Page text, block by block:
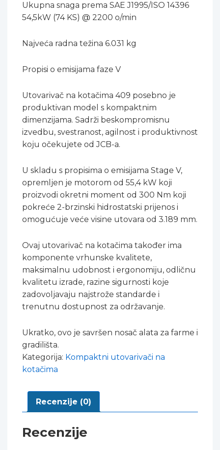
Ukupna snaga prema SAE J1995/ISO 14396
54,5kW (74 KS) @ 2200 o/min
Najveća radna težina 6.031 kg
Propisi o emisijama faze V
Utovarivač na kotačima 409 posebno je
produktivan model s kompaktnim
dimenzijama. Sadrži beskompromisnu
izvedbu, svestranost, agilnost i produktivnost
koju očekujete od JCB-a.
U skladu s propisima o emisijama Stage V,
opremljen je motorom od 55,4 kW koji
proizvodi okretni moment od 300 Nm koji
pokreće 2-brzinski hidrostatski prijenos i
omogućuje veće visine utovara od 3.189 mm.
Ovaj utovarivač na kotačima također ima
komponente vrhunske kvalitete,
maksimalnu udobnost i ergonomiju, odličnu
kvalitetu izrade, razine sigurnosti koje
zadovoljavaju najstrože standarde i
trenutnu dostupnost za održavanje.
Ukratko, ovo je savršen nosač alata za farme i
gradilišta.
Kategorija: Kompaktni utovarivači na
kotačima
Recenzije (0)
Recenzije